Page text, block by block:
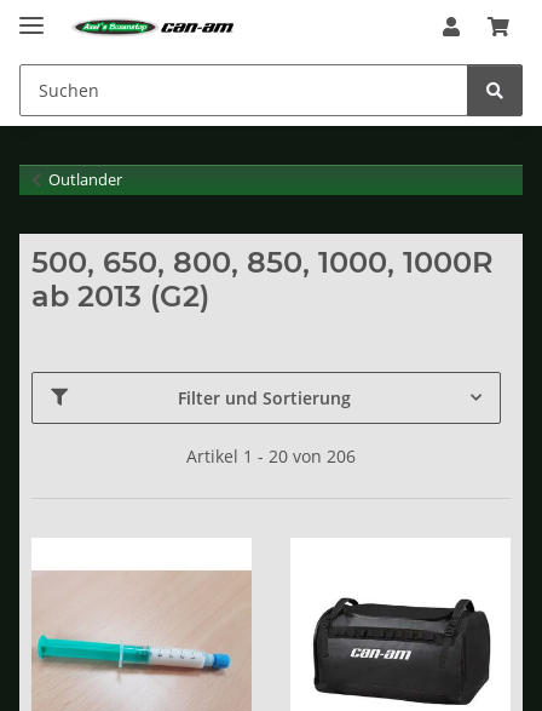
Outlander
500, 650, 800, 850, 1000, 1000R
ab 2013 (G2)
Filter und Sortierung
Artikel 1 - 20 von 206